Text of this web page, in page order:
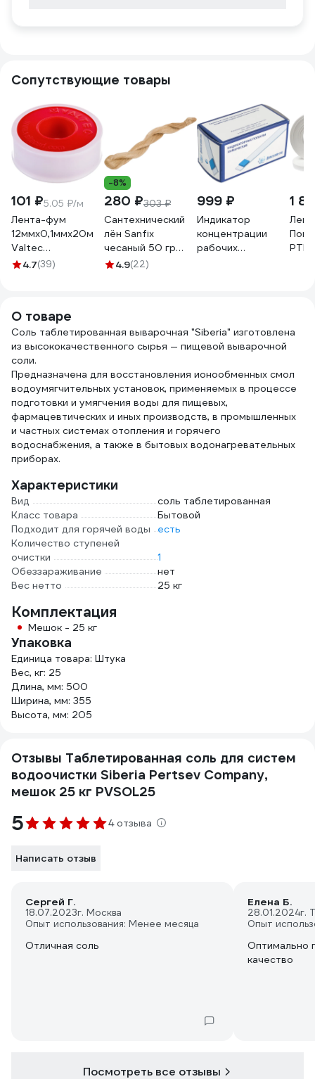
Сопутствующие товары
101 ₽5.05 ₽/м
Лента-фум
12ммх0,1ммх20м
Valtec
VT.PTFE.0.121020
4.7(39)
-8%
280 ₽303 ₽
Сантехнический
лён Sanfix
чесаный 50 гр
40727
4.9(22)
999 ₽
Индикатор
концентрации
рабочих
ИНД27
1
РТИ
О товаре
Соль таблетированная выварочная "Siberia" изготовлена
из высококачественного сырья — пищевой выварочной
соли.
Предназначена для восстановления ионообменных смол
водоумягчительных установок, применяемых в процессе
подготовки и умягчения воды для пищевых,
фармацевтических и иных производств, в промышленных
и частных системах отопления и горячего
водоснабжения, а также в бытовых водонагревательных
приборах.
Характеристики
Вид
соль таблетированная
Класс товара
Бытовой
Подходит для горячей воды
есть
Количество ступеней
очистки
1
Обеззараживание
нет
Вес нетто
25 кг
Комплектация
Мешок - 25 кг
Упаковка
Единица товара: Штука
Вес, кг: 25
Длина, мм: 500
Ширина, мм: 355
Высота, мм: 205
Отзывы Таблетированная соль для систем
водоочистки Siberia Pertsev Company,
мешок 25 кг PVSOL25
5 4 отзыва
Написать отзыв
Сергей Г.
18.07.2023г. Москва
Опыт использования: Менее месяца
Отличная соль
Елена Б.
28.01.2024г.
Опыт
Оптимально
качество
Посмотреть все отзывы